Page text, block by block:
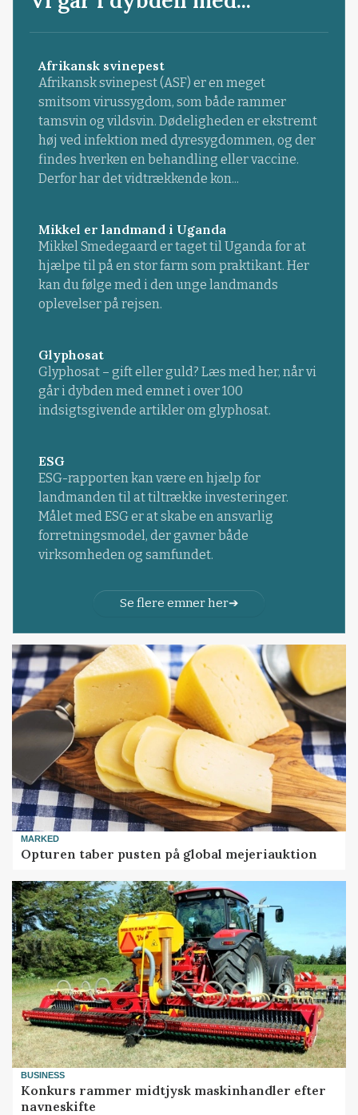
Afrikansk svinepest
Afrikansk svinepest (ASF) er en meget
smitsom virussygdom, som både rammer
tamsvin og vildsvin. Dødeligheden er ekstremt
høj ved infektion med dyresygdommen, og der
findes hverken en behandling eller vaccine.
Derfor har det vidtrækkende kon...
Mikkel er landmand i Uganda
Mikkel Smedegaard er taget til Uganda for at
hjælpe til på en stor farm som praktikant. Her
kan du følge med i den unge landmands
oplevelser på rejsen.
Glyphosat
Glyphosat – gift eller guld? Læs med her, når vi
går i dybden med emnet i over 100
indsigtsgivende artikler om glyphosat.
ESG
ESG-rapporten kan være en hjælp for
landmanden til at tiltrække investeringer.
Målet med ESG er at skabe en ansvarlig
forretningsmodel, der gavner både
virksomheden og samfundet.
Se flere emner her
MARKED
Opturen taber pusten på global mejeriauktion
BUSINESS
Konkurs rammer midtjysk maskinhandler efter
navneskifte